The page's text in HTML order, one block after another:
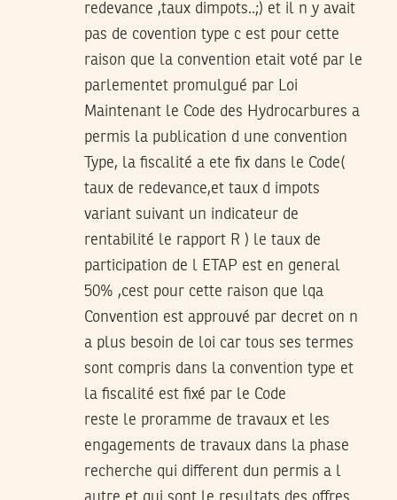
redevance ,taux dimpots..;) et il n y avait
pas de covention type c est pour cette
raison que la convention etait voté par le
parlementet promulgué par Loi
Maintenant le Code des Hydrocarbures a
permis la publication d une convention
Type, la fiscalité a ete fix dans le Code(
taux de redevance,et taux d impots
variant suivant un indicateur de
rentabilité le rapport R ) le taux de
participation de l ETAP est en general
50% ,cest pour cette raison que lqa
Convention est approuvé par decret on n
a plus besoin de loi car tous ses termes
sont compris dans la convention type et
la fiscalité est fixé par le Code
reste le proramme de travaux et les
engagements de travaux dans la phase
recherche qui different dun permis a l